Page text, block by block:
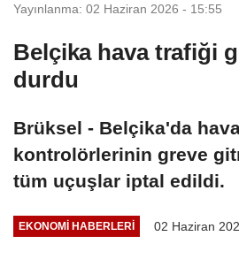
Yayınlanma: 02 Haziran 2026 - 15:55
Belçika hava trafiği
durdu
Brüksel - Belçika'da
kontrolörlerinin greve
tüm uçuşlar iptal edildi.
EKONOMI HABERLERI 02 Haziran